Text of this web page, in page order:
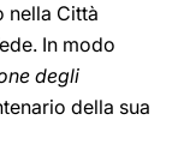
nella Città
In modo
degli
della sua